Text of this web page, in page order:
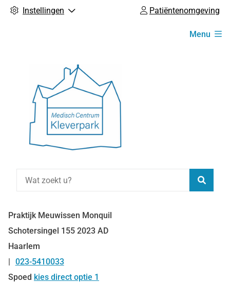
Instellingen Patiëntenomgeving
Menu
Praktijk Meuwissen Monquil
Schotersingel 155 2023 AD
Haarlem
Tel:
023-5410033
Spoed kies direct optie 1